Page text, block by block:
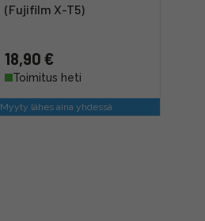
(Fujifilm X-T5)
18,90 €
Toimitus heti
Myyty lähes aina yhdessä